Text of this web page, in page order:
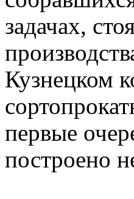
задачах,
Кузнецком
первые
построено